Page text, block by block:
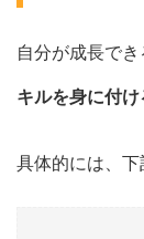
自分が成長でき
キルを身に付け
具体的には、下